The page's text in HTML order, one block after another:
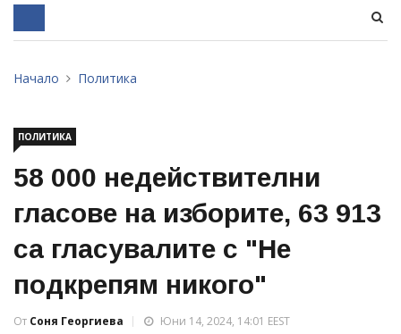
Начало Политика
ПОЛИТИКА
58 000 недействителни
гласове на изборите, 63 913
са гласувалите с "Не
подкрепям никого"
От Соня Георгиева
Юни 14, 2024, 14:01 EEST